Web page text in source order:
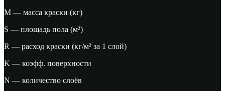
M — масса краски (кг)
S — площадь пола (м²)
R — расход краски (кг/м² за 1 слой)
K — коэфф. поверхности
N — количество слоёв